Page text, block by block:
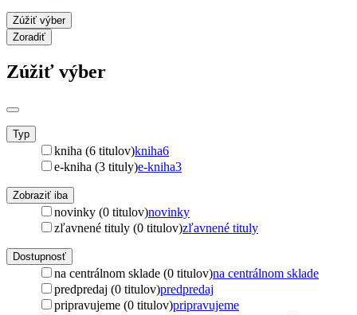
Zúžiť výber
Zoradiť
Zúžiť výber
Typ
kniha (6 titulov)kniha6
e-kniha (3 tituly)e-kniha3
Zobraziť iba
novinky (0 titulov)novinky
zľavnené tituly (0 titulov)zľavnené tituly
Dostupnosť
na centrálnom sklade (0 titulov)na centrálnom sklade
predpredaj (0 titulov)predpredaj
pripravujeme (0 titulov)pripravujeme